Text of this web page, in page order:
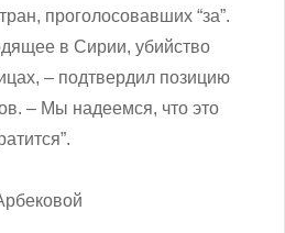
проголосовавших “за”.
в Сирии, убийство
– подтвердил позицию
– Мы надеемся, что это